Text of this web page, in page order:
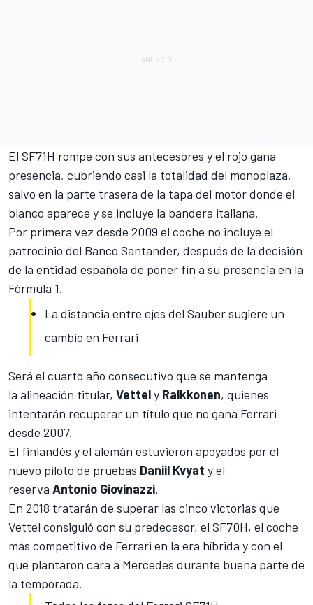
El SF71H rompe con sus antecesores y el rojo gana
presencia, cubriendo casi la totalidad del monoplaza,
salvo en la parte trasera de la tapa del motor donde el
blanco aparece y se incluye la bandera italiana.
Por primera vez desde 2009 el coche no incluye el
patrocinio del Banco Santander, después de la decisión
de la entidad española de poner fin a su presencia en la
Fórmula 1.
La distancia entre ejes del Sauber sugiere un
cambio en Ferrari
Será el cuarto año consecutivo que se mantenga
la alineación titular, Vettely Raikkonen, quienes
intentarán recuperar un título que no gana Ferrari
desde 2007.
El finlandés y el alemán estuvieron apoyados por el
nuevo piloto de pruebas Daniil Kvyat y el
reserva Antonio Giovinazzi.
En 2018 tratarán de superar las cinco victorias que
Vettel consiguió con su predecesor, el SF70H, el coche
más competitivo de Ferrari en la era híbrida y con el
que plantaron cara a Mercedes durante buena parte de
la temporada.